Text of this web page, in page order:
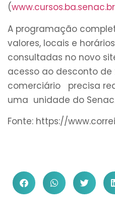
(www.cursos.ba.senac.br
A programação
valores, locais e
consultadas no novo
acesso ao desconto de
comerciário precisa
uma unidade do
Fonte: https://